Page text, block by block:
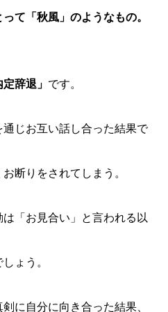
て「秋風」のようなもの。
定辞退」 です。
じお互い話し合った結果で
お断りをされてしまう。
「お見合い」と言われる以
ょう。
に自分に向き合った結果、